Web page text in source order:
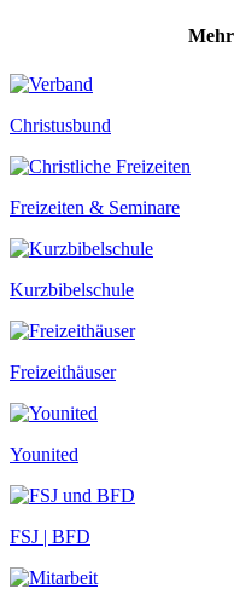
Christusbund
Freizeiten & Seminare
Kurzbibelschule
Freizeithäuser
Younited
FSJ | BFD